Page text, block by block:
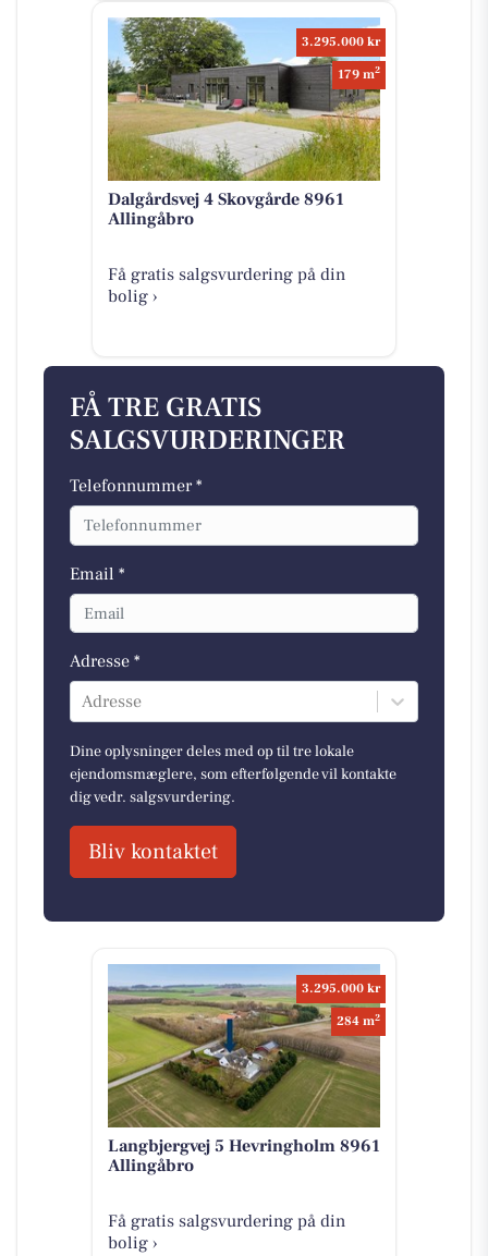
3.295.000 kr
179 m2
Dalgårdsvej 4 Skovgårde 8961
Allingåbro
Få gratis salgsvurdering på din
bolig ›
FÅ TRE GRATIS
SALGSVURDERINGER
Telefonnummer *
Email *
Adresse *
Adresse
Dine oplysninger deles med op til tre lokale
ejendomsmæglere, som efterfølgende vil kontakte
dig vedr. salgsvurdering.
Bliv kontaktet
3.295.000 kr
284 m2
Langbjergvej 5 Hevringholm 8961
Allingåbro
Få gratis salgsvurdering på din
bolig ›